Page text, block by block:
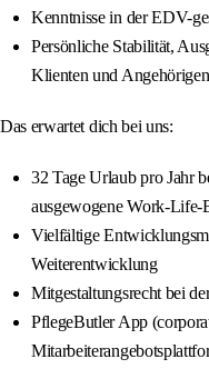
Kenntnisse in der EDV-
Persönliche Stabilität,
Klienten und Angehörigen
Das erwartet dich bei uns:
32 Tage Urlaub pro Jahr
ausgewogene Work-Life-
Vielfältige
Weiterentwicklung
Mitgestaltungsrecht bei
PflegeButler App